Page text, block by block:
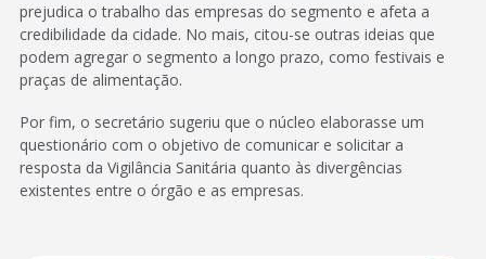
prejudica o trabalho das empresas do segmento e afeta a
credibilidade da cidade. No mais, citou-se outras ideias que
podem agregar o segmento a longo prazo, como festivais e
praças de alimentação.
Por fim, o secretário sugeriu que o núcleo elaborasse um
questionário com o objetivo de comunicar e solicitar a
resposta da Vigilância Sanitária quanto às divergências
existentes entre o órgão e as empresas.